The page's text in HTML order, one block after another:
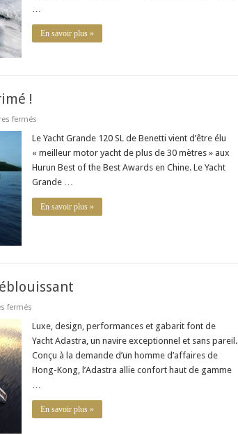
Boat
…
En savoir plus »
!
ferméssur
Yacht
120
SL
déjà
primé
Le Yacht Grande 120 SL de Benetti vient d’être élu
« meilleur motor yacht de plus de 30 mètres » aux
Hurun Best of the Best Awards en Chine. Le Yacht
Grande …
En savoir plus »
ferméssur
Yacht
Adastra
:
innovant
et
éblouissant
Luxe, design, performances et gabarit font de
Yacht Adastra, un navire exceptionnel et sans pareil.
Conçu à la demande d’un homme d’affaires de
Hong-Kong, l’Adastra allie confort haut de gamme
…
En savoir plus »